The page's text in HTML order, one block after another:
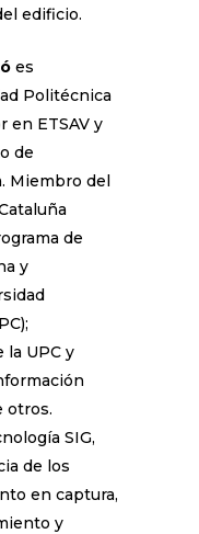
edificio.
es
Politécnica
en ETSAV y
de
Miembro del
de
y
la UPC y
otros.
SIG,
de los
en captura,
y